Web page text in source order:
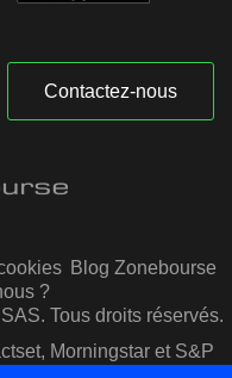
Contactez-nous
Blog Zonebourse
?
Tous droits réservés.
Morningstar et S&P